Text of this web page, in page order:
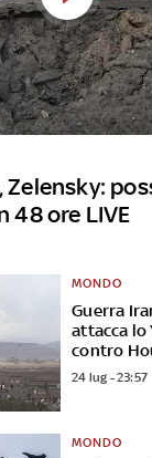
Zelensky:
48 ore LIVE
Guerra
attacca lo
contro
MONDO
24 lug - 23:57
MONDO